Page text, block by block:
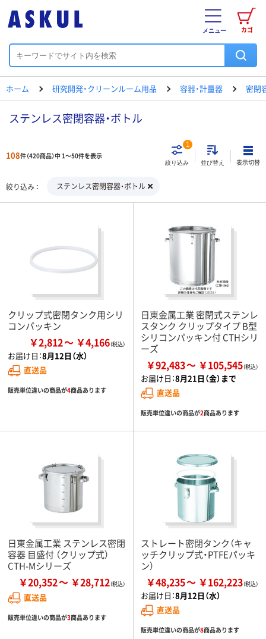
カゴ
メニュー
ホーム 研究開発・クリーンルーム用品 容器・計量器 密閉
ステンレス密閉容器・ボトル
108件（420商品）中 1～50件を表示
絞り込み
1
並び替え 表示切替
絞り込み ステンレス密閉容器・ボトル
クリップ式密閉タンク用シリ
コンパッキン
￥2,812 ￥4,166
お届け日：8月12日（水）
直送品
販売単位違いの商品が4商品あります
日東金属工業 密閉式ステンレ
スタンク クリップタイプ B型
シリコンパッキン付 CTHシリ
ーズ
￥92,483 ￥105,545
お届け日：8月21日（金）まで
直送品
販売単位違いの商品が2商品あります
日東金属工業 ステンレス密閉
容器 目盛付 （クリップ式）
CTH-Mシリーズ
￥20,352 ￥28,712
直送品
販売単位違いの商品が3商品あります
ストレート密閉タンク（キャ
ッチクリップ式・PTFEパッキ
ン）
￥48,235 ￥162,223
お届け日：8月12日（水）
直送品
販売単位違いの商品が8商品あります